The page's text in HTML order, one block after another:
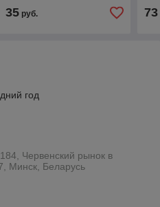
СТК-06700035
35руб. 73
год
Червенский рынок в
Минск, Беларусь